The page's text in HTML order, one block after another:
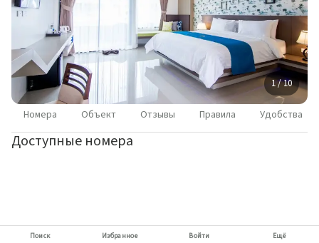
1 / 10
Номера Объект Отзывы Правила Удобства
Доступные номера
Поиск Избранное Войти Ещё